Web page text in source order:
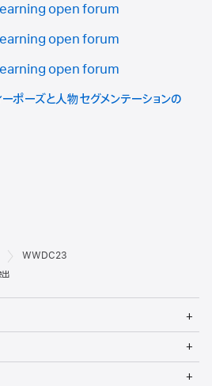
open forum
open forum
open forum
ーズと人物セグメンテーションの
WWDC23
ュ
を
ュ